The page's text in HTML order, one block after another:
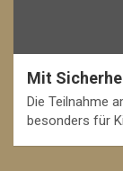
Mit
Die Teilnahme
besonders für